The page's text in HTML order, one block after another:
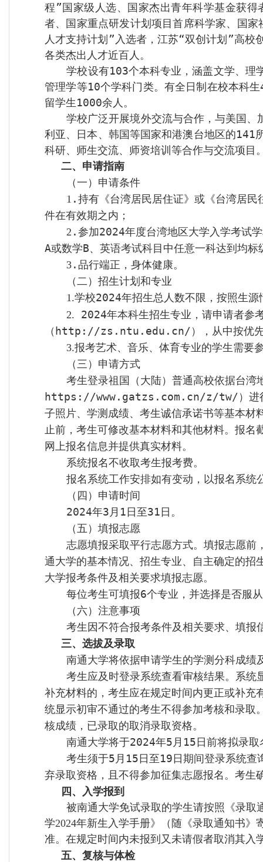
程”国家级人选、国家杰出青年科学基金获
者、国家重点研发计划项目首席科学家、国
人才支持计划”入选者，江苏“双创计划”高校
各类杰出人才近百人。
学校设有103个本科专业，涵盖文学、理
管理学等10个学科门类。有全日制在校本科生
留学生1000余人。
学校广泛开展境外交流与合作，与美国
利亚、日本、韩国等国家和港澳台地区的141
科研、师生交流、师资培训等合作与交流项目
二、申请指南
（一）申请条件
1 .持有《台湾居民居住证》或《台湾居
件在有效期之内；
2 .参加2024年度台湾地区大学入学考试
A或数学B、英语考试科目中任意一科达到均
3 . 品行端正，身体健康。
（二）招生计划和专业
1.学校2024年招生总人数不限，按照生源
2. 2024年本科生招生专业，请申请者参
（ http://zs.ntu.edu.cn/），从中按优
3.报考艺术、音乐、体育专业的学生需要
（三）申请方式
考生登录祖国（大陆）普通高校依据台
https://www.gatzs.com.cn/z/tw/）
子照片、学测成绩、考生诚信承诺书等基本
止前，考生可修改基本材料和其他材料。报
网上报名信息并提供真实材料。
系统报名不收取考生报考费。
报名系统工作安排如有变动，以报名系统
（四）申请时间
2024年3 月 1日至31日。
（五）填报志愿
志愿填报采取平行志愿方式。填报志愿
通大学的基本情况、招生专业、自主确定的
大学报考条件及相关要求填报志愿。
每位考生可填报6个专业，并选择是否服
（六）注意事项
考生因不符合报考条件及相关要求、填
三、选拔及录取
南通大学将依据申请学生的学测分科成
考生应及时登录系统查看审核结果。系
补充材料的，考生应在规定时间内更正或补
统显示初审不通过的考生不得参加考核和录
核成绩，已录取的取消录取资格。
南通大学将于2024年5 月 15日前将拟录
考生须于5 月 15日至19日期间登录系统查
弃录取资格，且不得参加征集志愿报名。考生
四 、入学报到
被南通大学免试录取的学生请按照 《录取
学2024年新生入学手册》（随 《录取通知书》
准。在规定时间内未报到又未请假者取消其入
五、复核与体检